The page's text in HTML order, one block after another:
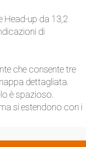
up da 13,2
di
che consente tre
dettagliata.
è spazioso.
si estendono con i